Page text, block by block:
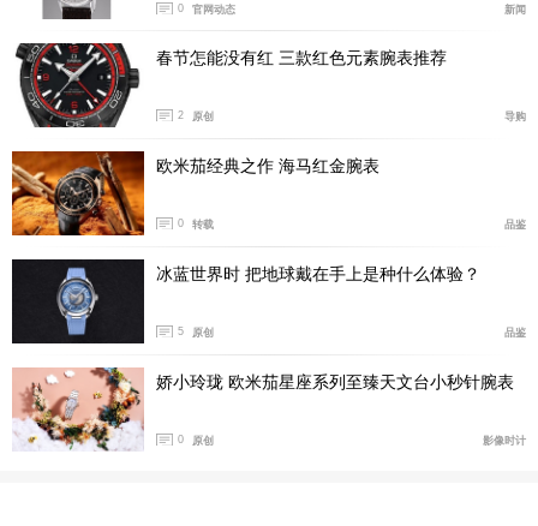
产品型号:134022
国内公价:￥32400
腕表直径:38毫米
表壳厚度:12.3毫米
机芯类型:自动机械
表壳材质:精钢
防水深度:300米
https://www.xbiao.com/montblanc/102653/
腕表点评：万宝龙冰川系列潜水无氧腕表38毫米冰晶蓝版
本可以说是冰川系列的人气之作，将勃朗峰上冰海冰川的
0 官网动态 新闻
春节怎能没有红 三款红色元素腕表推荐
2 原创 导购
欧米茄经典之作 海马红金腕表
0 转载 品鉴
冰蓝世界时 把地球戴在手上是种什么体验？
5 原创 品鉴
娇小玲珑 欧米茄星座系列至臻天文台小秒针腕表
0 原创 影像时计